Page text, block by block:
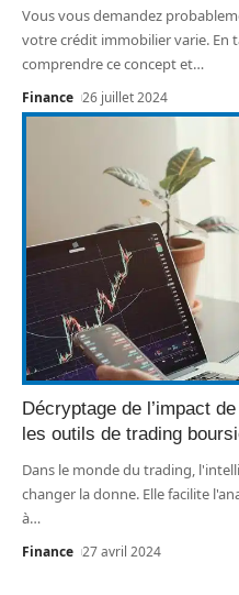
Vous vous demandez
votre crédit immobilier varie. En
comprendre ce concept et…
Finance 26 juillet 2024
Décryptage de l’impact
les outils de trading
Dans le monde du trading,
changer la donne. Elle facilite
à…
Finance 27 avril 2024